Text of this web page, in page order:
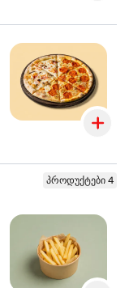
პროდუქტები 4